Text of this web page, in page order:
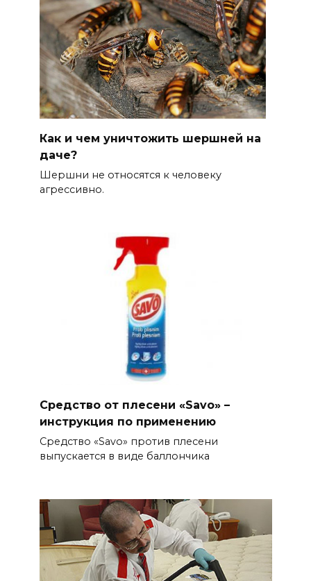
Как и чем уничтожить шершней на
даче?
Шершни не относятся к человеку
агрессивно.
Средство от плесени «Savo» –
инструкция по применению
Средство «Savo» против плесени
выпускается в виде баллончика